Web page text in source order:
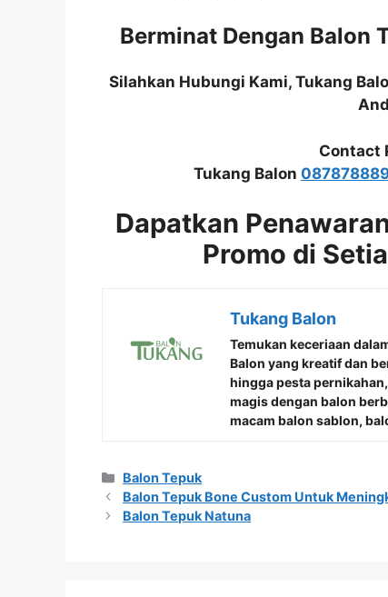
Berminat Dengan Balon
Silahkan Hubungi Kami, Tukang
Contact
Tukang Balon
Dapatkan
Promo di
Tukang Balon
Temukan keceriaan
Balon yang kreatif dan
hingga pesta
magis dengan balon
macam balon sablon,
Kategori
Balon Tepuk
Balon Tepuk Bone Custom Untuk
Balon Tepuk Natuna